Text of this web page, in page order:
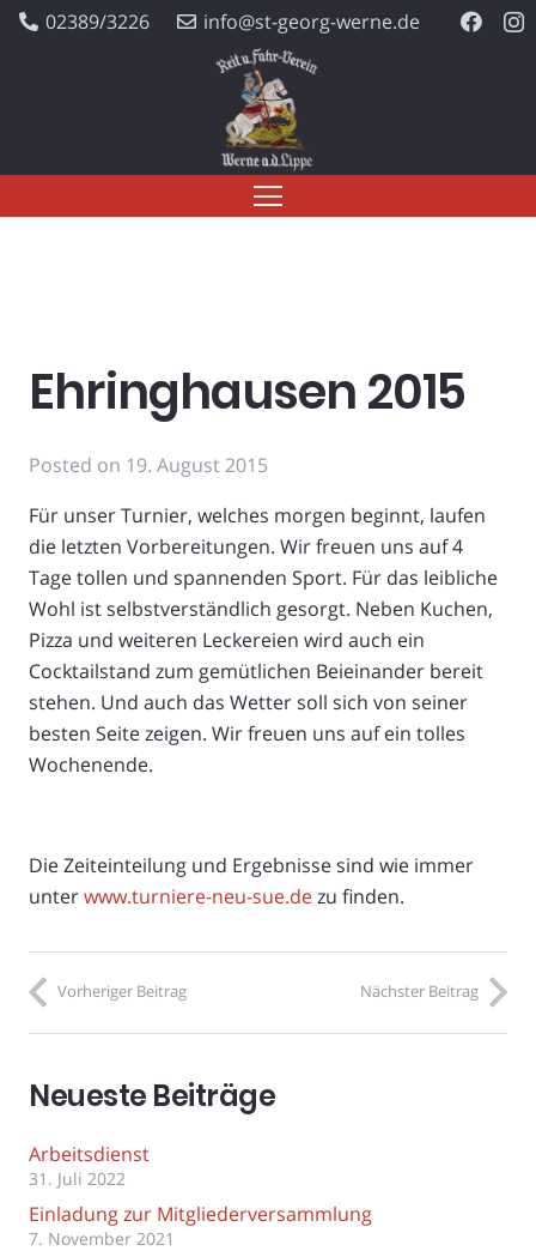
02389/3226 info@st-georg-werne.de
Ehringhausen 2015
Posted on 19. August 2015
Für unser Turnier, welches morgen beginnt, laufen
die letzten Vorbereitungen. Wir freuen uns auf 4
Tage tollen und spannenden Sport. Für das leibliche
Wohl ist selbstverständlich gesorgt. Neben Kuchen,
Pizza und weiteren Leckereien wird auch ein
Cocktailstand zum gemütlichen Beieinander bereit
stehen. Und auch das Wetter soll sich von seiner
besten Seite zeigen. Wir freuen uns auf ein tolles
Wochenende.
Die Zeiteinteilung und Ergebnisse sind wie immer
unterwww.turniere-neu-sue.dezu finden.
Vorheriger Beitrag Nächster Beitrag
Neueste Beiträge
Arbeitsdienst
31. Juli 2022
Einladung zur Mitgliederversammlung
7. November 2021